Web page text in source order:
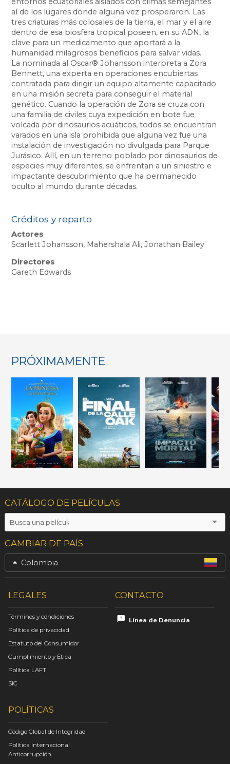
al de los lugares donde alguna vez prosperaron. Las
tres criaturas más colosales de la tierra, el mar y el aire
dentro de esa biosfera tropical poseen, en su ADN, la
clave para un medicamento que aportará a la
humanidad milagrosos beneficios para salvar vidas.
La nominada al Oscar® Johansson interpreta a Zora
Bennett, una experta en operaciones encubiertas
contratada para dirigir un equipo altamente capacitado
en una misión secreta para conseguir el material
genético. Cuando la operación de Zora se cruza con
una familia de civiles cuya expedición en bote fue
volcada por dinosaurios acuáticos, todos se encuentran
varados en una isla prohibida que alguna vez fue una
instalación de investigación no divulgada para Parque
Jurásico. Allí, en un terreno poblado por dinosaurios de
especies muy diferentes, se enfrentan a un siniestro e
impactante descubrimiento que ha permanecido
oculto al mundo durante décadas.
Créditos y reparto
Actores
Scarlett Johansson, Mahershala Ali, Jonathan Bailey
Directores
Gareth Edwards
PRÓXIMAMENTE
CATÁLOGO DE PELÍCULAS
CAMBIAR DE PAÍS
Colombia
LEGALES
Términos y condiciones
Política de privacidad
Estatuto del Consumidor
Cumplimiento y Ética
Política LAFT
SIC
CONTACTO
Línea de Denuncia
POLÍTICAS
Código Global de Integridad
Política Internacional
Anticorrupción